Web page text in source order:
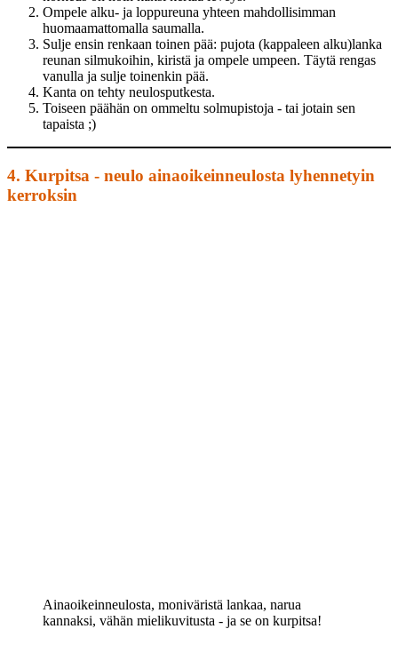
Ompele alku- ja loppureuna yhteen mahdollisimman
huomaamattomalla saumalla.
Sulje ensin renkaan toinen pää: pujota (kappaleen alku)lanka
reunan silmukoihin, kiristä ja ompele umpeen. Täytä rengas
vanulla ja sulje toinenkin pää.
Kanta on tehty neulosputkesta.
Toiseen päähän on ommeltu solmupistoja - tai jotain sen
tapaista ;)
4. Kurpitsa - neulo ainaoikeinneulosta lyhennetyin
kerroksin
Ainaoikeinneulosta, moniväristä lankaa, narua
kannaksi, vähän mielikuvitusta - ja se on kurpitsa!